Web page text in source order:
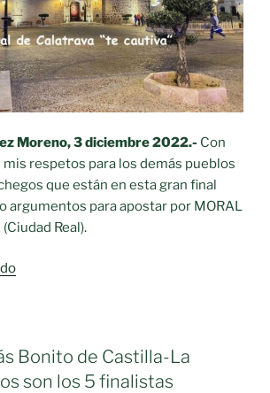
Moreno, 3 diciembre 2022.- Con
respetos para los demás pueblos
que están en esta gran final
argumentos para apostar por MORAL
Real).
«Razones
Moral
Bonito de Castilla-La
son los 5 finalistas